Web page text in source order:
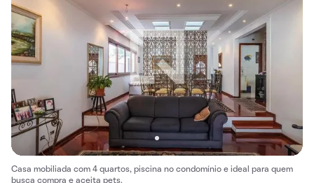
Casa mobiliada com 4 quartos, piscina no condomínio e ideal para quem
busca compra e aceita pets.